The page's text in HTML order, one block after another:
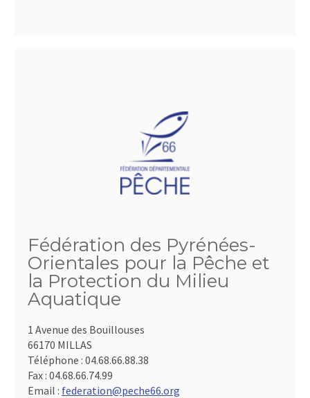
Fédération des Pyrénées-
Orientales pour la Pêche et
la Protection du Milieu
Aquatique
1 Avenue des Bouillouses
66170 MILLAS
Téléphone : 04.68.66.88.38
Fax : 04.68.66.74.99
Email : federation@peche66.org